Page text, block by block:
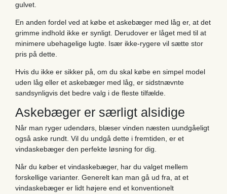
gulvet.
En anden fordel ved at købe et askebæger med låg er, at det
grimme indhold ikke er synligt. Derudover er låget med til at
minimere ubehagelige lugte. Især ikke-rygere vil sætte stor
pris på dette.
Hvis du ikke er sikker på, om du skal købe en simpel model
uden låg eller et askebæger med låg, er sidstnævnte
sandsynligvis det bedre valg i de fleste tilfælde.
Askebæger er særligt alsidige
Når man ryger udendørs, blæser vinden næsten uundgåeligt
også aske rundt. Vil du undgå dette i fremtiden, er et
vindaskebæger den perfekte løsning for dig.
Når du køber et vindaskebæger, har du valget mellem
forskellige varianter. Generelt kan man gå ud fra, at et
vindaskebæger er lidt højere end et konventionelt